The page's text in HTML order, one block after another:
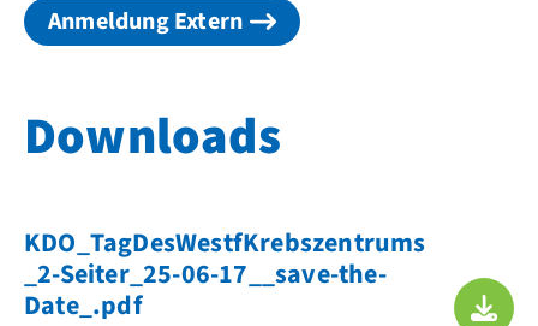
Anmeldung Extern
Downloads
KDO_TagDesWestfKrebszentrums
_2-Seiter_25-06-17__save-the-
Date_.pdf